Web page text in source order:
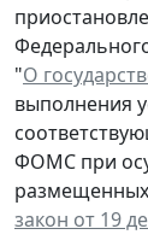
"О
выполнения
ФОМС при
закон от 19